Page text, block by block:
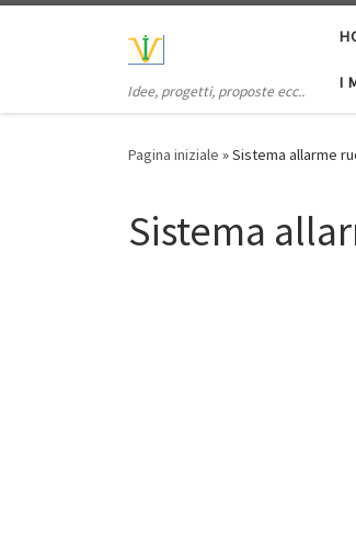
Passa al contenuto
Idee, progetti, proposte ecc.. I
Pagina iniziale »Sistema allarme
Sistema